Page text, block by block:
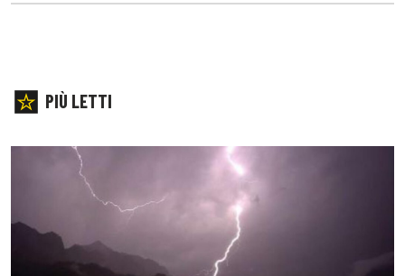
PIÙ LETTI